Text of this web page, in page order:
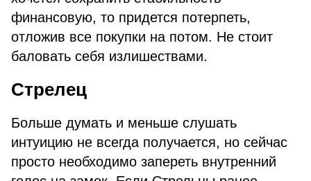
финансовую, то придется потерпеть,
отложив все покупки на потом. Не стоит
баловать себя излишествами.
Стрелец
Больше думать и меньше слушать
интуицию не всегда получается, но сейчас
просто необходимо запереть внутренний